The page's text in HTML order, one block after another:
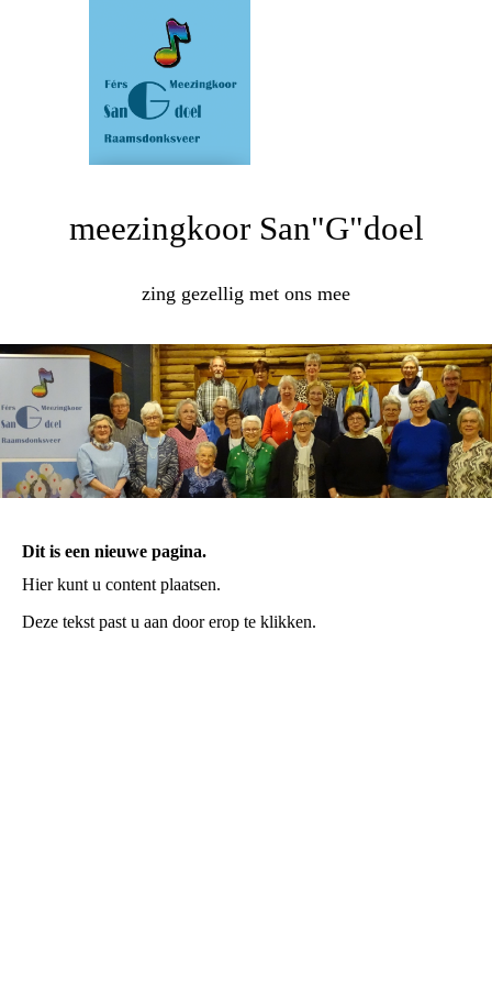
meezingkoor San"G"doel
zing gezellig met ons mee
Dit is een nieuwe pagina.
Hier kunt u content plaatsen.
Deze tekst past u aan door erop te klikken.